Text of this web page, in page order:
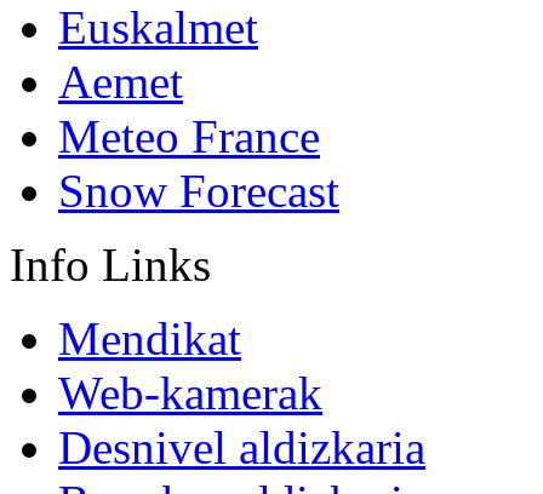
Euskalmet
Aemet
Meteo France
Snow Forecast
Info Links
Mendikat
Web-kamerak
Desnivel aldizkaria